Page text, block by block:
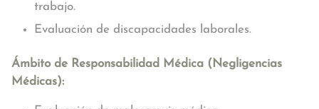
trabajo.
Evaluación de discapacidades laborales.
Ámbito de Responsabilidad Médica (Negligencias
Médicas):